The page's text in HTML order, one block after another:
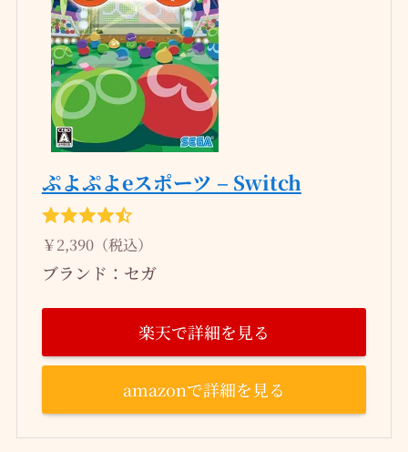
ぷよぷよeスポーツ – Switch
￥2,390（税込）
ブランド：セガ
楽天で詳細を見る
amazonで詳細を見る